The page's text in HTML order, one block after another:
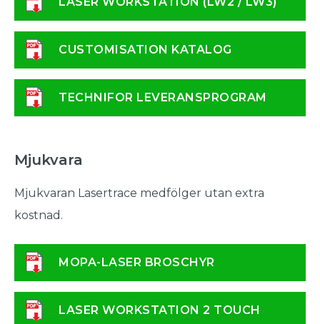
CUSTOMISATION KATALOG
TECHNIFOR LEVERANSPROGRAM
Mjukvara
Mjukvaran Lasertrace medfölger utan extra
kostnad.
MOPA-LASER BROSCHYR
LASER WORKSTATION 2 TOUCH